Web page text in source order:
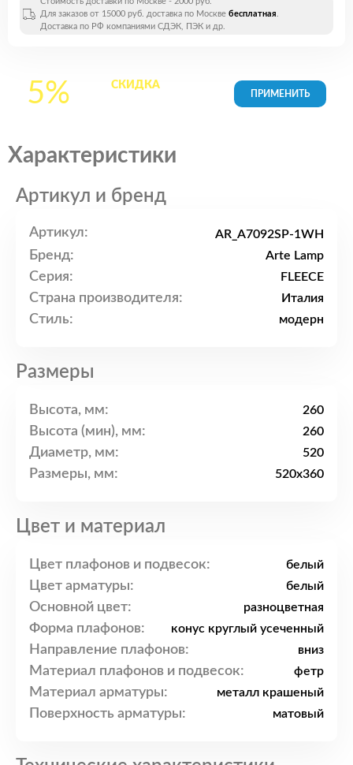
Для заказов от 15000 руб. доставка по Москве бесплатная.
Доставка по РФ компаниями СДЭК, ПЭК и др.
5% СКИДКАна все
Характеристики
Артикул и бренд
Артикул: AR_A7092SP-1WH
Бренд: Arte Lamp
Серия: FLEECE
Страна производителя: Италия
Стиль: модерн
Размеры
Высота, мм: 260
Высота (мин), мм: 260
Диаметр, мм: 520
Размеры, мм: 520x360
Цвет и материал
Цвет плафонов и подвесок: белый
Цвет арматуры: белый
Основной цвет: разноцветная
Форма плафонов: конус круглый усеченный
Направление плафонов: вниз
Материал плафонов и подвесок: фетр
Материал арматуры: металл крашеный
Поверхность арматуры: матовый